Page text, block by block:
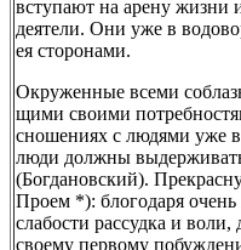
вступают на арену жизни
деятели. Они уже в
ея сторонами.
Окруженные всеми
щими своими
сношениях с людями
люди должны
(Богдановский).
Проем *): блогодаря
слабости рассудка и
своему первому